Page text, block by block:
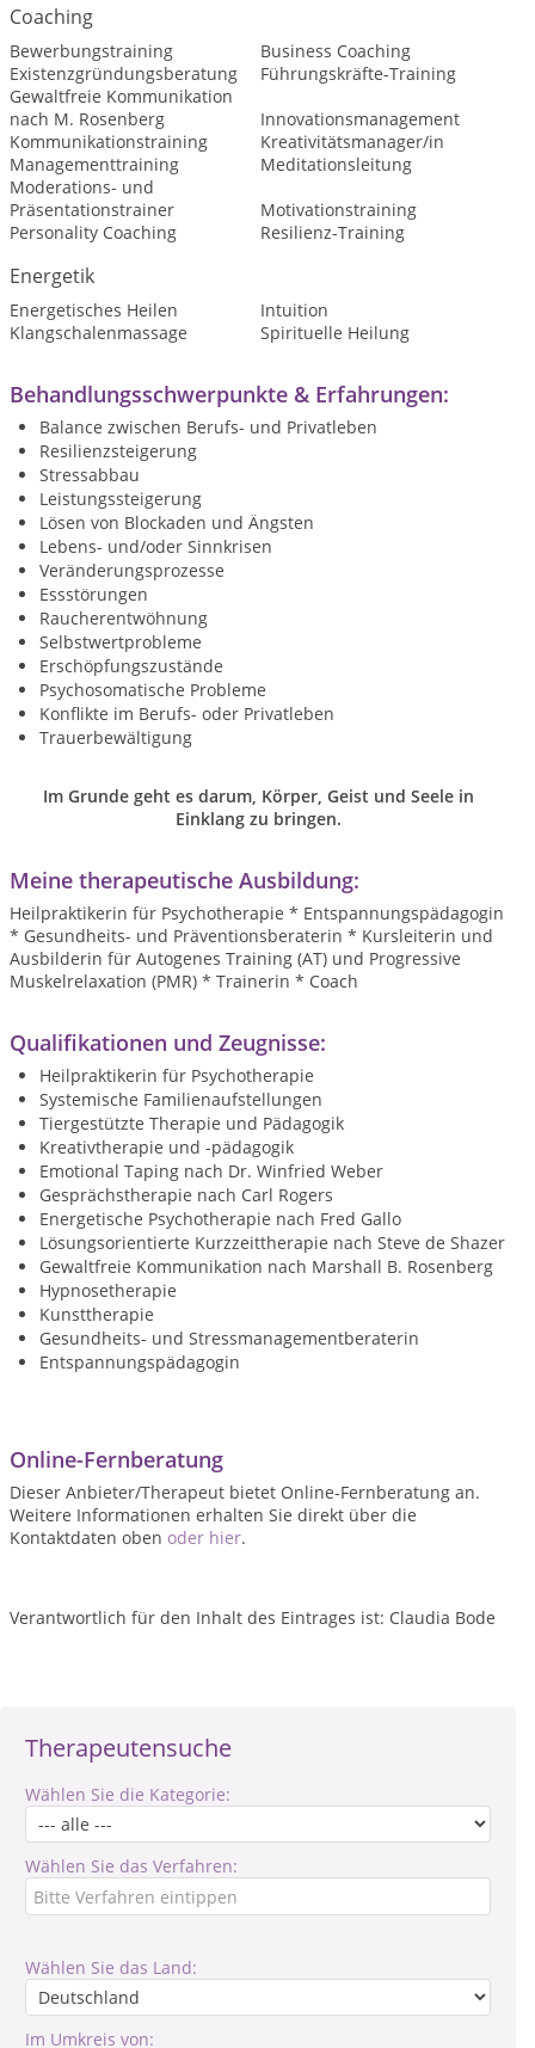
Therapeutensuche
Wählen Sie die Kategorie:
Wählen Sie das Verfahren:
Wählen Sie das Land:
Im Umkreis von:
Coaching
Bewerbungstraining
Business Coaching
Existenzgründungsberatung
Führungskräfte-Training
Gewaltfreie Kommunikation
nach M. Rosenberg
Innovationsmanagement
Kommunikationstraining
Kreativitätsmanager/in
Managementtraining
Meditationsleitung
Moderations- und
Präsentationstrainer
Motivationstraining
Personality Coaching
Resilienz-Training
Energetik
Energetisches Heilen
Intuition
Klangschalenmassage
Spirituelle Heilung
Behandlungsschwerpunkte & Erfahrungen:
Balance zwischen Berufs- und Privatleben
Resilienzsteigerung
Stressabbau
Leistungssteigerung
Lösen von Blockaden und Ängsten
Lebens- und/oder Sinnkrisen
Veränderungsprozesse
Essstörungen
Raucherentwöhnung
Selbstwertprobleme
Erschöpfungszustände
Psychosomatische Probleme
Konflikte im Berufs- oder Privatleben
Trauerbewältigung
Im Grunde geht es darum, Körper, Geist und Seele in
Einklang zu bringen.
Meine therapeutische Ausbildung:
Heilpraktikerin für Psychotherapie * Entspannungspädagogin
* Gesundheits- und Präventionsberaterin * Kursleiterin und
Ausbilderin für Autogenes Training (AT) und Progressive
Muskelrelaxation (PMR) * Trainerin * Coach
Qualifikationen und Zeugnisse:
Heilpraktikerin für Psychotherapie
Systemische Familienaufstellungen
Tiergestützte Therapie und Pädagogik
Kreativtherapie und -pädagogik
Emotional Taping nach Dr. Winfried Weber
Gesprächstherapie nach Carl Rogers
Energetische Psychotherapie nach Fred Gallo
Lösungsorientierte Kurzzeittherapie nach Steve de Shazer
Gewaltfreie Kommunikation nach Marshall B. Rosenberg
Hypnosetherapie
Kunsttherapie
Gesundheits- und Stressmanagementberaterin
Entspannungspädagogin
Online-Fernberatung
Dieser Anbieter/Therapeut bietet Online-Fernberatung an.
Weitere Informationen erhalten Sie direkt über die
Kontaktdaten oben oder hier.
Verantwortlich für den Inhalt des Eintrages ist: Claudia Bode